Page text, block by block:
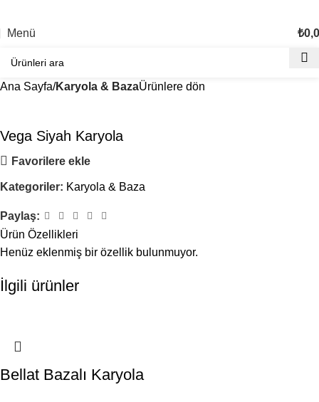
Menü ₺
Ana Sayfa Karyola & BazaÜrünlere dön
Vega Siyah Karyola
Favorilere ekle
Kategoriler: Karyola & Baza
Paylaş:
Ürün Özellikleri
Henüz eklenmiş bir özellik bulunmuyor.
İlgili ürünler
Bellat Bazalı Karyola